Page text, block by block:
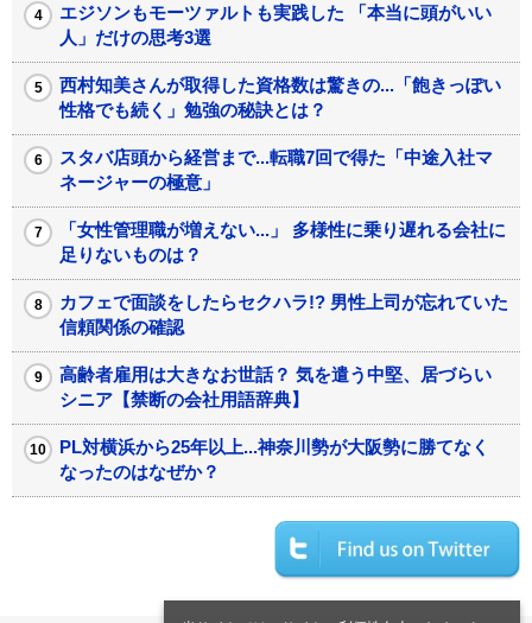
エジソンもモーツァルトも実践した 「本当に頭がいい
人」だけの思考3選
西村知美さんが取得した資格数は驚きの...「飽きっぽい
性格でも続く」勉強の秘訣とは？
スタバ店頭から経営まで...転職7回で得た「中途入社マ
ネージャーの極意」
「女性管理職が増えない...」 多様性に乗り遅れる会社に
足りないものは？
カフェで面談をしたらセクハラ!? 男性上司が忘れていた
信頼関係の確認
高齢者雇用は大きなお世話？ 気を遣う中堅、居づらい
シニア【禁断の会社用語辞典】
PL対横浜から25年以上...神奈川勢が大阪勢に勝てなく
なったのはなぜか？